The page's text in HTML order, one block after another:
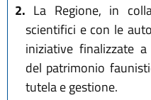
2. La Regione, in
scientifici e con le
iniziative finalizzate
del patrimonio
tutela e gestione.